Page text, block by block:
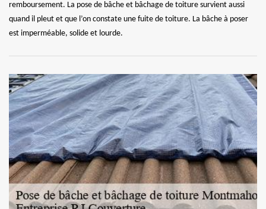
remboursement. La pose de bâche et bâchage de toiture survient aussi
quand il pleut et que l’on constate une fuite de toiture. La bâche à poser
est imperméable, solide et lourde.